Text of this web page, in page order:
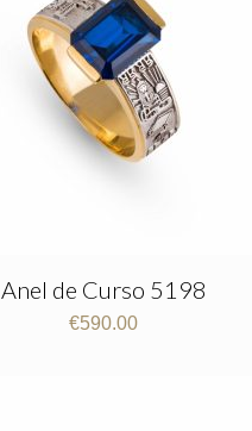
Anel de Curso 5198
€590.00